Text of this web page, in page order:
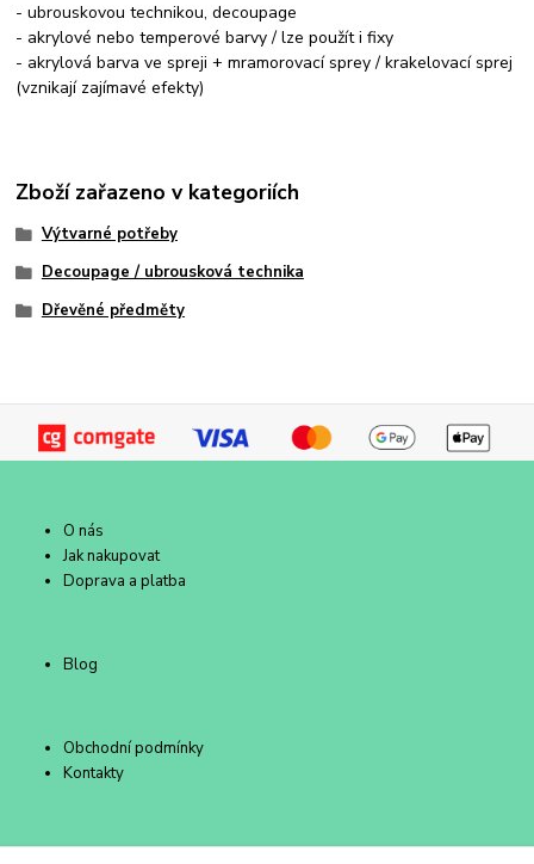
- ubrouskovou technikou, decoupage
- akrylové nebo temperové barvy / lze použít i fixy
- akrylová barva ve spreji + mramorovací sprey / krakelovací sprej
(vznikají zajímavé efekty)
Zboží zařazeno v kategoriích
Výtvarné potřeby
Decoupage / ubrousková technika
Dřevěné předměty
O nás
Jak nakupovat
Doprava a platba
Blog
Obchodní podmínky
Kontakty